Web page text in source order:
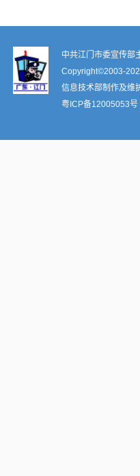
中共江门市委宣传部
Copyright©2003-
信息技术部制作及维
粤ICP备12005053号